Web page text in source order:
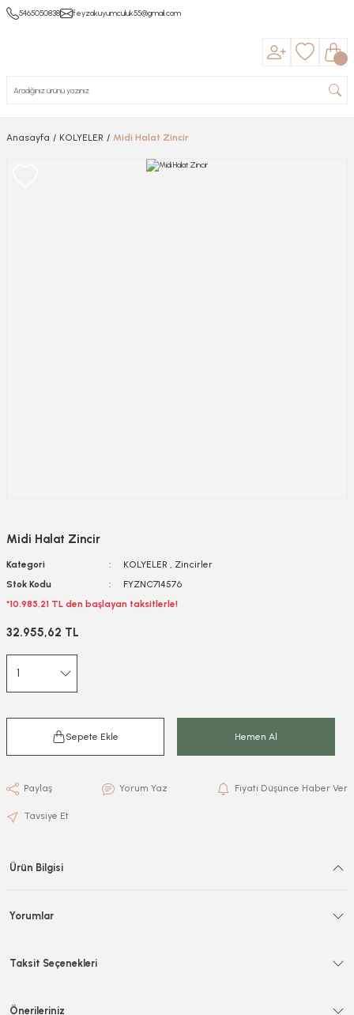
5465050838 feyzakuyumculuk55@gmail.com
Anasayfa KOLYELER Midi Halat Zincir
Midi Halat Zincir
Kategori KOLYELER , Zincirler
Stok Kodu
FYZNC714576
*10.985,21 TL den başlayan taksitlerle!
32.955,62 TL
Sepete Ekle Hemen Al
Yorum Yaz Fiyatı Düşünce Haber Ver
Tavsiye Et
Paylaş
Ürün Bilgisi
Yorumlar
Taksit Seçenekleri
Önerileriniz